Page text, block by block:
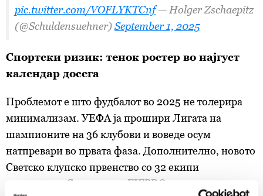
pic.twitter.com/VOFLYKTCnf— Holger Zschaepitz
(@Schuldensuehner)September 1, 2025
Спортски ризик: тенок ростер во најгуст
календар досега
Проблемот е што фудбалот во 2025 не толерира
минимализам. УЕФА ја прошири Лигата на
шампионите на 36 клубови и воведе осум
натпревари во првата фаза. Дополнително, новото
Светско клупско првенство со 32 екипи
предизвика Синдикатот FIFPRO да предупреди на